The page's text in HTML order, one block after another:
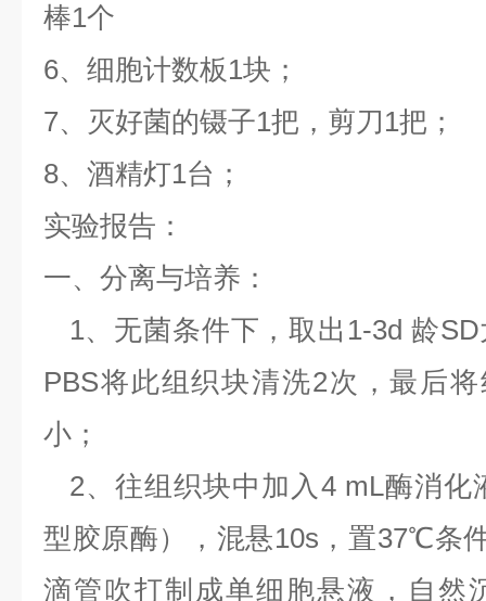
棒1个
6、细胞计数板1块；
7、灭好菌的镊子1把，剪刀1把；
8、酒精灯1台；
实验报告：
一、分离与培养：
1、无菌条件下，取出1-3d 龄
PBS将此组织块清洗2次，最后
小；
2、往组织块中加入4 mL酶消化
型胶原酶），混悬10s，置37℃条
滴管吹打制成单细胞悬液，自然